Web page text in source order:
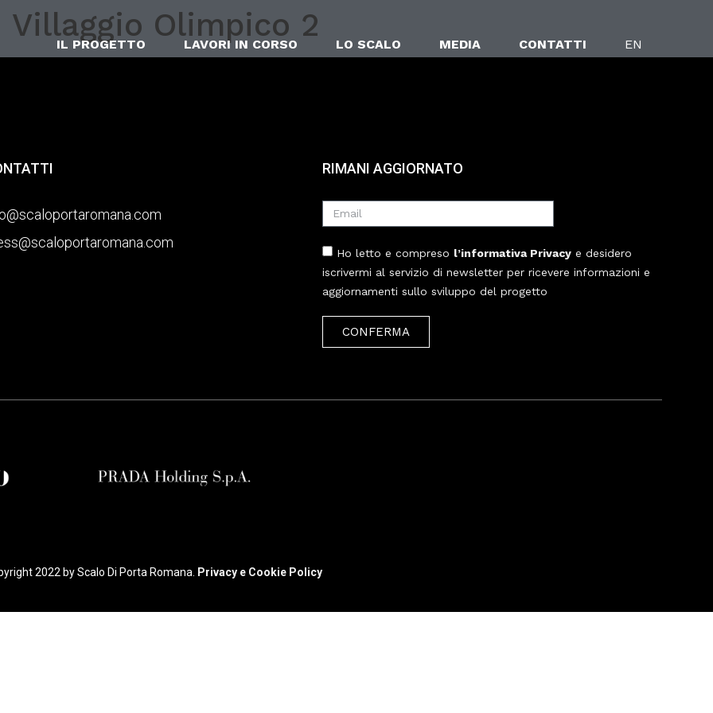
IL PROGETTO LAVORI IN CORSO LO SCALO MEDIA CONTATTI EN
Villaggio Olimpico 2
RIMANI AGGIORNATO
Ho letto e compreso l’informativa Privacy e desidero
iscrivermi al servizio di newsletter per ricevere informazioni e
aggiornamenti sullo sviluppo del progetto
CONFERMA
2022 by Scalo Di Porta Romana. Privacy e Cookie Policy